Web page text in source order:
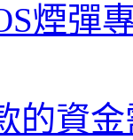
煙彈
的資